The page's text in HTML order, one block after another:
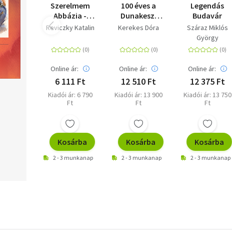
Szerelmem
Abbázia -
"Tengerre,
Reviczky Katalin
Online ár:
6 111 Ft
Kiadói ár: 6 790
Ft
Kosárba
2 - 3 munkanap
100 éves a
Dunakeszi
Járműjavító -
járműjavítás
és -gyártás
fellegvára
Kerekes Dóra
Online ár:
12 510 Ft
Kiadói ár: 13 900
Ft
Kosárba
2 - 3 munkanap
Legendás
Budavár
Száraz Miklós
György
Online ár:
12 375 Ft
Kiadói ár: 13 750
Ft
Kosárba
2 - 3 munkanap